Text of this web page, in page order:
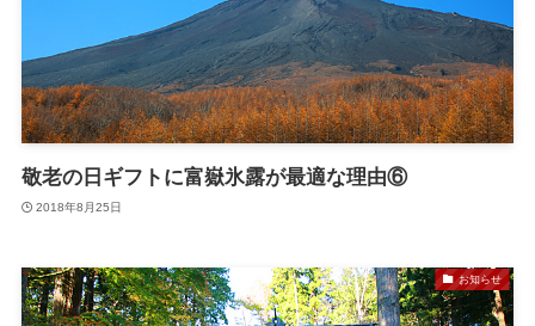
敬老の日ギフトに富嶽氷露が最適な理由⑥
2018年8月25日
お知らせ